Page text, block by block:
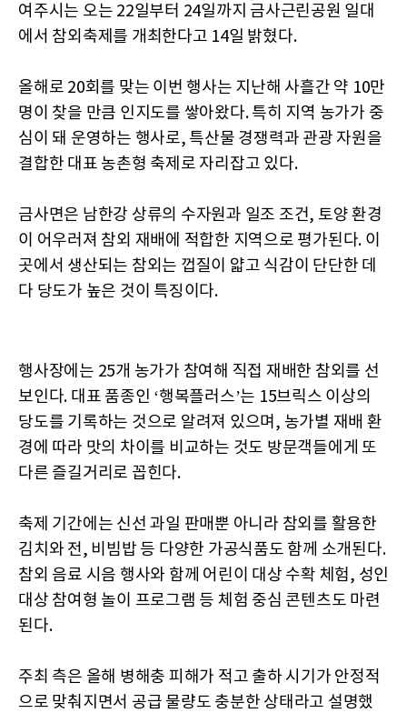
여주시는 오는 22일부터 24일까지 금사근린공원 일대
에서 참외축제를 개최한다고 14일 밝혔다.
올해로 20회를 맞는 이번 행사는 지난해 사흘간 약 10만
명이 찾을 만큼 인지도를 쌓아왔다. 특히 지역 농가가 중
심이 돼 운영하는 행사로, 특산물 경쟁력과 관광 자원을
결합한 대표 농촌형 축제로 자리잡고 있다.
금사면은 남한강 상류의 수자원과 일조 조건, 토양 환경
이 어우러져 참외 재배에 적합한 지역으로 평가된다. 이
곳에서 생산되는 참외는 껍질이 얇고 식감이 단단한 데
다 당도가 높은 것이 특징이다.
행사장에는 25개 농가가 참여해 직접 재배한 참외를 선
보인다. 대표 품종인 ‘행복플러스’는 15브릭스 이상의
당도를 기록하는 것으로 알려져 있으며, 농가별 재배 환
경에 따라 맛의 차이를 비교하는 것도 방문객들에게 또
다른 즐길거리로 꼽힌다.
축제 기간에는 신선 과일 판매뿐 아니라 참외를 활용한
김치와 전, 비빔밥 등 다양한 가공식품도 함께 소개된다.
참외 음료 시음 행사와 함께 어린이 대상 수확 체험, 성인
대상 참여형 놀이 프로그램 등 체험 중심 콘텐츠도 마련
된다.
주최 측은 올해 병해충 피해가 적고 출하 시기가 안정적
으로 맞춰지면서 공급 물량도 충분한 상태라고 설명했